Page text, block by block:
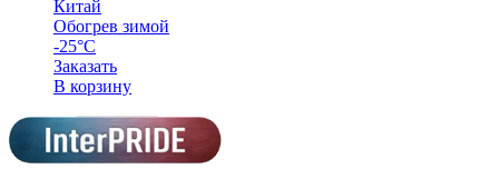
Китай
Обогрев зимой
-25°C
Заказать
В корзину